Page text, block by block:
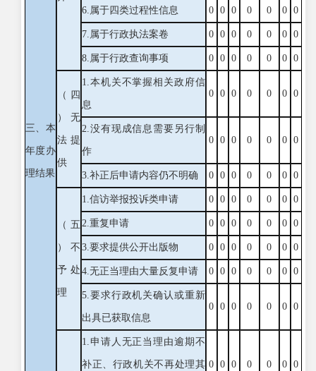
三、本
年度办
理结果
6.属于四类过程性信息
0 0 0 0 0 0 0
7.属于行政执法案卷 0 0 0 0 0 0 0
8.属于行政查询事项 0 0 0 0 0 0 0
（四
）无
法提
供
1.本机关不掌握相关政府信
息
0 0 0 0 0 0 0
2.没有现成信息需要另行制
作
0 0 0 0 0 0 0
3.补正后申请内容仍不明确 0 0 0 0 0 0 0
（五
）不
予处
理
1.信访举报投诉类申请 0 0 0 0 0 0 0
2.重复申请 0 0 0 0 0 0 0
3.要求提供公开出版物 0 0 0 0 0 0 0
4.无正当理由大量反复申请 0 0 0 0 0 0 0
5.要求行政机关确认或重新
出具已获取信息
0 0 0 0 0 0 0
1.申请人无正当理由逾期不
补正、行政机关不再处理其 0 0 0 0 0 0 0